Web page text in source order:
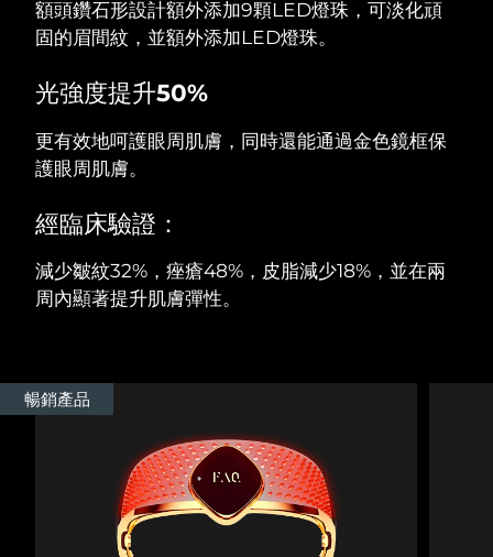
額頭鑽石形設計額外添加9顆LED燈珠，可淡化頑
固的眉間紋，並額外添加LED燈珠。
光強度提升50%
更有效地呵護眼周肌膚，同時還能通過金色鏡框保
護眼周肌膚。
經臨床驗證：
減少皺紋32%，痤瘡48%，皮脂減少18%，並在兩
周內顯著提升肌膚彈性。
暢銷產品
英國 預計送達日期
美國
烏茲別克 預計送達日期8/13/26